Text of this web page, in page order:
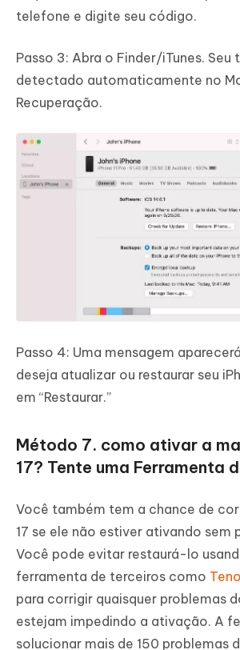
telefone e digite seu código.
Passo 3: Abra o Finder/iTunes. Seu
detectado automaticamente no
Recuperação.
Passo 4: Uma mensagem
deseja atualizar ou restaurar seu
em “Restaurar.”
Método 7. como ativar a
17? Tente uma Ferramenta
Você também tem a chance de
17 se ele não estiver ativando sem
Você pode evitar restaurá-lo
ferramenta de terceiros como
para corrigir quaisquer problemas
estejam impedindo a ativação. A
solucionar mais de 150 problemas